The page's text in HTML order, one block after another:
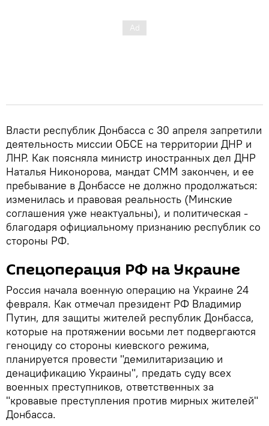
Власти республик Донбасса с 30 апреля запретили
деятельность миссии ОБСЕ на территории ДНР и
ЛНР. Как поясняла министр иностранных дел ДНР
Наталья Никонорова, мандат СММ закончен, и ее
пребывание в Донбассе не должно продолжаться:
изменилась и правовая реальность (Минские
соглашения уже неактуальны), и политическая -
благодаря официальному признанию республик со
стороны РФ.
Спецоперация РФ на Украине
Россия начала военную операцию на Украине 24
февраля. Как отмечал президент РФ Владимир
Путин, для защиты жителей республик Донбасса,
которые на протяжении восьми лет подвергаются
геноциду со стороны киевского режима,
планируется провести "демилитаризацию и
денацификацию Украины", предать суду всех
военных преступников, ответственных за
"кровавые преступления против мирных жителей"
Донбасса.